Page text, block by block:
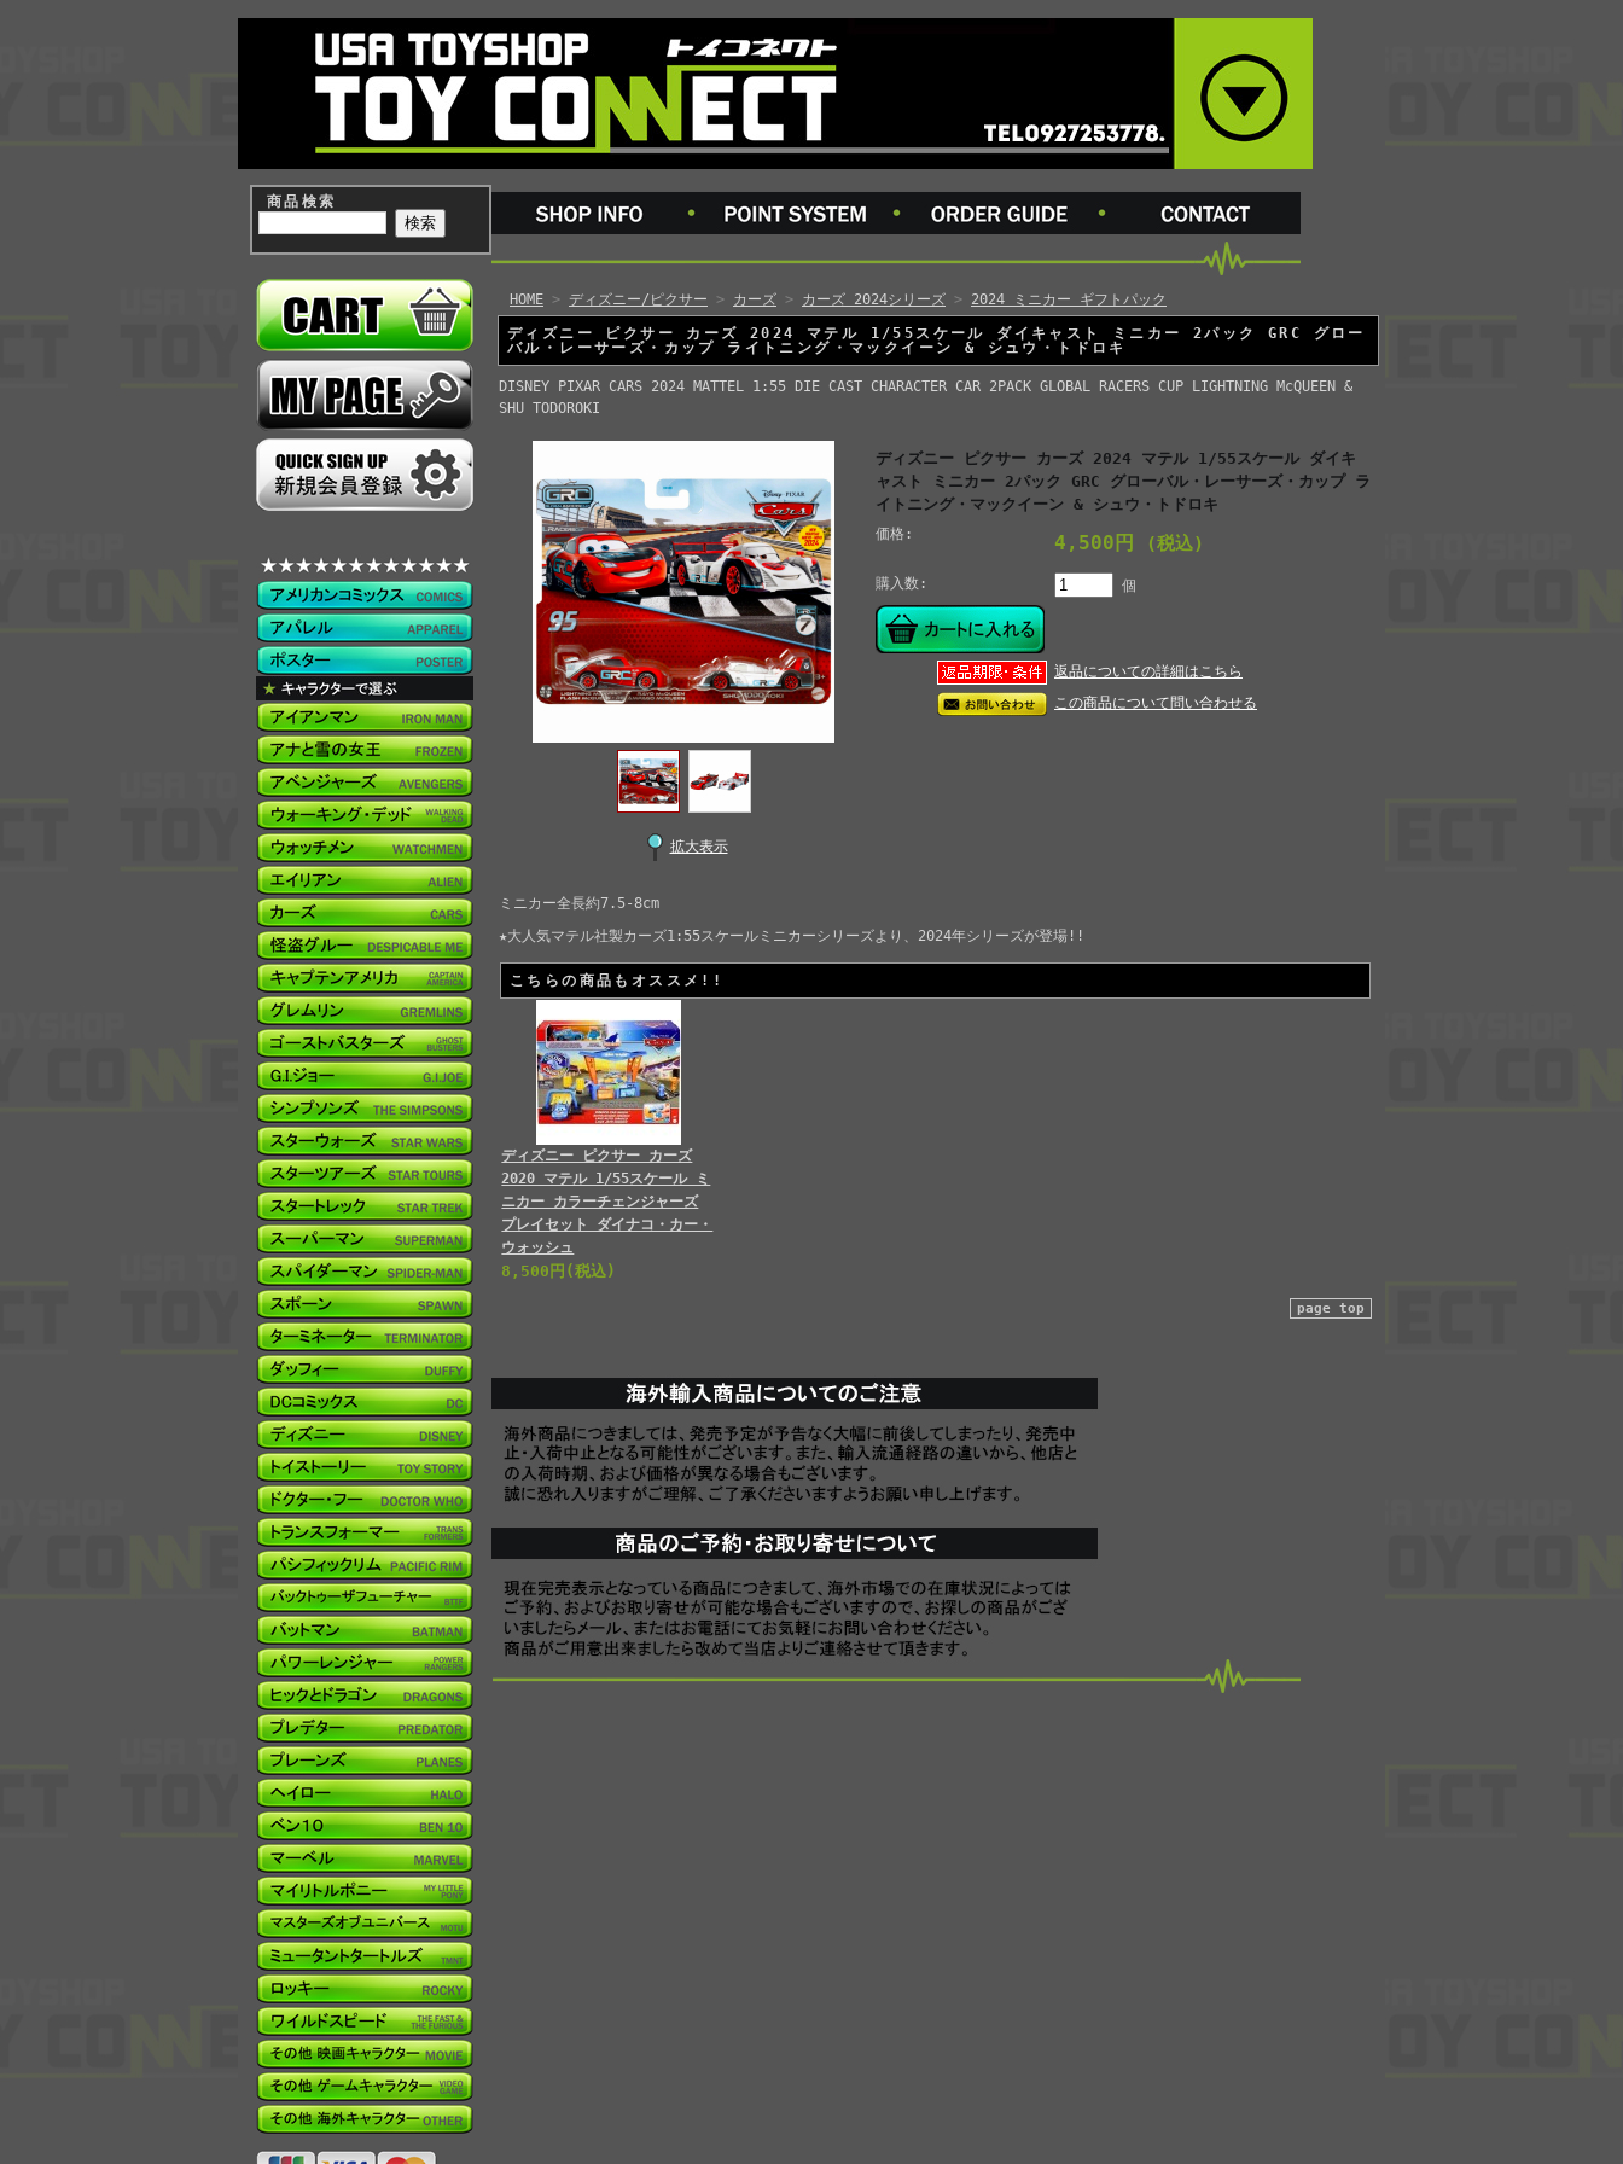
商品検索
HOME > ディズニー/ピクサー > カーズ > カーズ 2024シリーズ > 2024 ミニカー ギフトパック
ディズニー ピクサー カーズ 2024 マテル 1/55スケール ダイキャスト ミニカー 2パック GRC グロー
バル・レーサーズ・カップ ライトニング・マックイーン & シュウ・トドロキ
DISNEY PIXAR CARS 2024 MATTEL 1:55 DIE CAST CHARACTER CAR 2PACK GLOBAL RACERS CUP LIGHTNING McQUEEN &
SHU TODOROKI
拡大表示
ディズニー ピクサー カーズ 2024 マテル 1/55スケール ダイキ
ャスト ミニカー 2パック GRC グローバル・レーサーズ・カップ ラ
イトニング・マックイーン & シュウ・トドロキ
価格: 4,500円 (税込)
購入数: 個
返品についての詳細はこちら
この商品について問い合わせる
ミニカー全長約7.5-8cm
★大人気マテル社製カーズ1:55スケールミニカーシリーズより、2024年シリーズが登場!!
こちらの商品もオススメ!!
ディズニー ピクサー カーズ
2020 マテル 1/55スケール ミ
ニカー カラーチェンジャーズ
プレイセット ダイナコ・カー・
ウォッシュ
8,500円(税込)
page top